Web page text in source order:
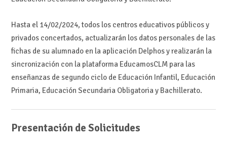
Hasta el 14/02/2024, todos los centros educativos públicos y
privados concertados, actualizarán los datos personales de las
fichas de su alumnado en la aplicación Delphos y realizarán la
sincronización con la plataforma EducamosCLM para las
enseñanzas de segundo ciclo de Educación Infantil, Educación
Primaria, Educación Secundaria Obligatoria y Bachillerato.
Presentación de Solicitudes